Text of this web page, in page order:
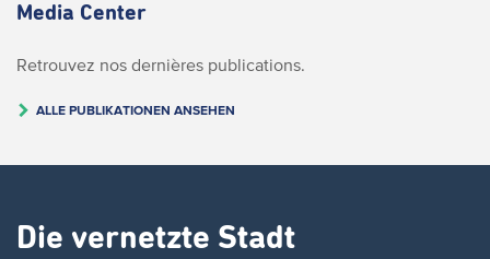
Media Center
Retrouvez nos dernières publications.
ALLE PUBLIKATIONEN ANSEHEN
Die vernetzte Stadt